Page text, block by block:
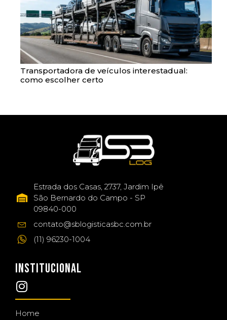
Transportadora de veículos interestadual:
como escolher certo
Estrada dos Casas, 2737, Jardim Ipê
São Bernardo do Campo - SP
09840-000
contato@sblogisticasbc.com.br
(11) 96230-1004
INSTITUCIONAL
Home